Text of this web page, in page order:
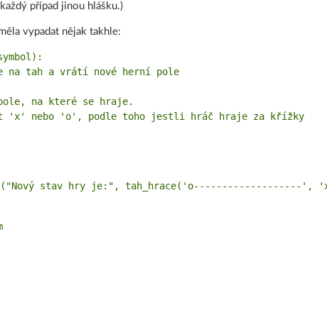
případ jinou hlášku.)
vypadat nějak takhle:
na tah a vrátí nové herní pole
na které se hraje.
'x' nebo 'o', podle toho jestli hráč hraje za křížky
stav hry je:", tah_hrace('o-------------------',